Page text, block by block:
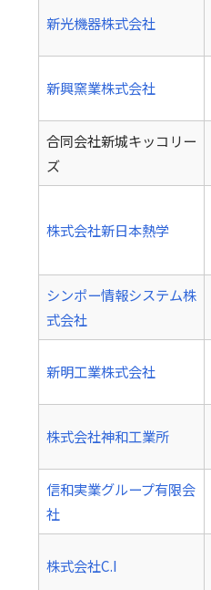
新光機器株式会社
新興窯業株式会社
合同会社新城キッコリー
ズ
株式会社新日本熱学
シンポー情報システム株
式会社
新明工業株式会社
株式会社神和工業所
信和実業グループ有限会
社
株式会社C.I